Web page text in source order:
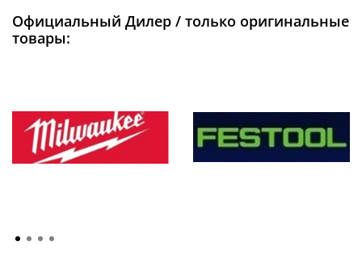
Официальный Дилер / только оригинальные
товары: